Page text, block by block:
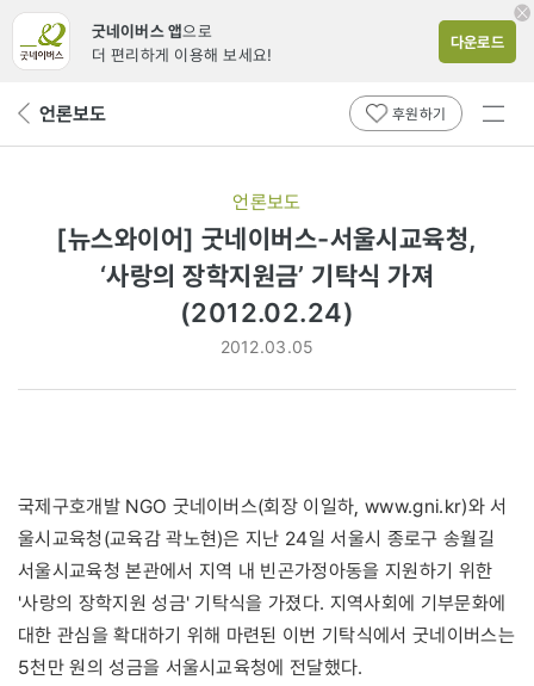
굿네이버스 앱으로
더 편리하게 이용해 보세요!
다운로드
뒤 언론보도 후원하기
전체
언론보도
[뉴스와이어] 굿네이버스-서울시교육청,
‘사랑의 장학지원금’ 기탁식 가져
(2012.02.24)
2012.03.05
국제구호개발 NGO 굿네이버스(회장 이일하, www.gni.kr)와 서
울시교육청(교육감 곽노현)은 지난 24일 서울시 종로구 송월길
서울시교육청 본관에서 지역 내 빈곤가정아동을 지원하기 위한
'사랑의 장학지원 성금' 기탁식을 가졌다. 지역사회에 기부문화에
대한 관심을 확대하기 위해 마련된 이번 기탁식에서 굿네이버스는
5천만 원의 성금을 서울시교육청에 전달했다.